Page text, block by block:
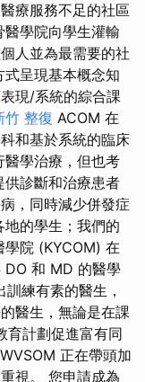
療服務不足的社區
學院向學生灌輸
人並為最需要的社
呈現基本概念知
現/系統的綜合課
竹 整復 ACOM 在
和基於系統的臨床
學治療，但也考
診斷和治療患者
，同時減少併發症
的學生；我們的
學院 (KYCOM) 在
DO 和 MD 的醫學
練有素的醫生，
醫生，無論是在課
育計劃促進富有同
WVSOM 正在帶頭加
視。 您申請成為